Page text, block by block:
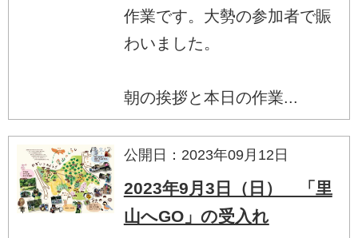
作業です。大勢の参加者で賑
わいました。
朝の挨拶と本日の作業...
公開日：2023年09月12日
2023年9月3日（日） 「里
山へGO」の受入れ